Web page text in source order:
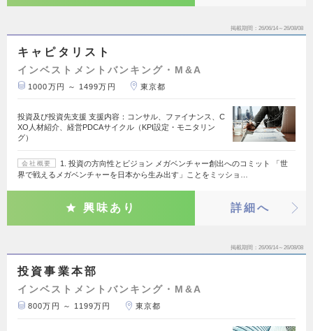
掲載期間 26/06/14～26/08/08
キャピタリスト
インベストメントバンキング・M&A
1000万円 ～ 1499万円 東京都
投資及び投資先支援 支援内容：コンサル、ファイナンス、C
XO人材紹介、経営PDCAサイクル（KPI設定・モニタリン
グ）
会社概要
1. 投資の方向性とビジョン メガベンチャー創出へのコミット 「世
界で戦えるメガベンチャーを日本から生み出す」ことをミッショ…
興味あり 詳細へ
掲載期間 26/06/14～26/08/08
投資事業本部
インベストメントバンキング・M&A
800万円 ～ 1199万円 東京都